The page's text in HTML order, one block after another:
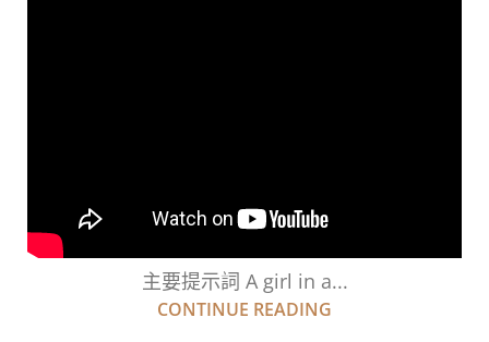
主要提示詞 A girl in a...
CONTINUE READING